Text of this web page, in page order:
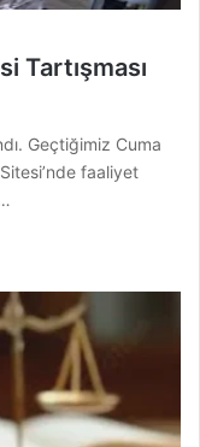
Tartışması
Geçtiğimiz Cuma
faaliyet